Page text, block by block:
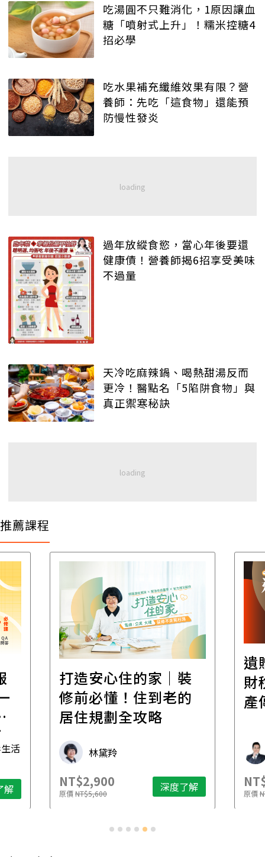
吃湯圓不只難消化，1原因讓血
糖「噴射式上升」！糯米控糖4
招必學
吃水果補充纖維效果有限？營
養師：先吃「這食物」還能預
防慢性發炎
過年放縱食慾，當心年後要還
健康債！營養師揭6招享受美味
不過量
天冷吃麻辣鍋、喝熱甜湯反而
更冷！醫點名「5陷阱食物」與
真正禦寒秘訣
推薦課程
活
解
打造安心住的家｜裝
修前必懂！住到老的
居住規劃全攻略
林黛羚
NT$2,900
原價NT$5,600 深度了解
遺
財
產
原價